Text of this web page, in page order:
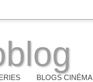
BLOGS CINÉMA